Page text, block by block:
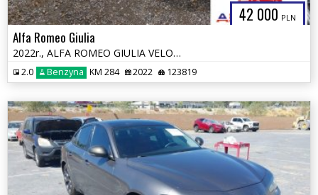
42 000 PLN
Alfa Romeo Giulia
2022r., ALFA ROMEO GIULIA VELOCE TI RWD, 2L, od ubezpieczalni
2.0 Benzyna KM 284 2022 123819